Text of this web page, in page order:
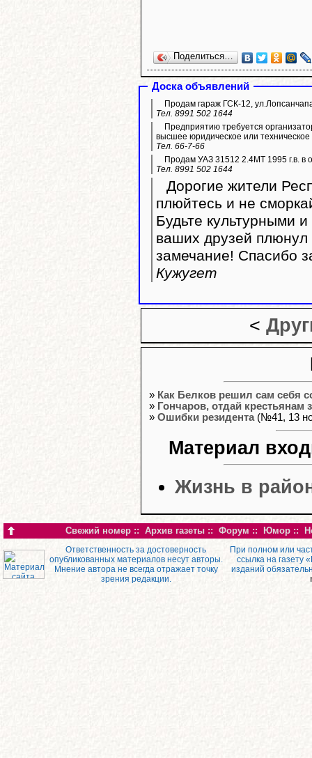
Поделиться…
Доска объявлений
Продам гараж ГСК-12,
Тел. 8991 502 1644
Предприятию требуется
высшее юридическое или
Тел. 66-7-66
Продам УАЗ 31512 2.4МТ 1995 г.в. в
Тел. 8991 502 1644
Дорогие жители
плюйтесь и не
Будьте культурными
ваших друзей
замечание! Спасибо
Кужугет
<
» Как Белков решил сам себя
» Гончаров, отдай крестьянам
» Ошибки резидента(№41, 13
Материал
Жизнь в
Свежий номер :: Архив газеты :: Форум :: Юмор ::
Ответственность за достоверность
опубликованных материалов несут авторы.
Мнение автора не всегда отражает точку
зрения редакции.
При полном или
ссылка на газету
изданий